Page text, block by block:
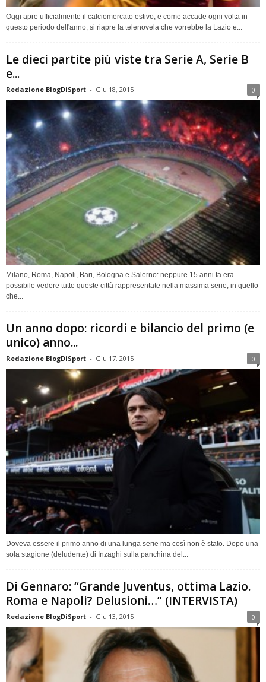
Oggi apre ufficialmente il calciomercato estivo, e come accade ogni volta in
questo periodo dell'anno, si riapre la telenovela che vorrebbe la Lazio e...
Le dieci partite più viste tra Serie A, Serie B
e...
Redazione BlogDiSport - Giu 18, 2015 0
Milano, Roma, Napoli, Bari, Bologna e Salerno: neppure 15 anni fa era
possibile vedere tutte queste città rappresentate nella massima serie, in quello
che...
Un anno dopo: ricordi e bilancio del primo (e
unico) anno...
Redazione BlogDiSport - Giu 17, 2015 0
Doveva essere il primo anno di una lunga serie ma così non è stato. Dopo una
sola stagione (deludente) di Inzaghi sulla panchina del...
Di Gennaro: “Grande Juventus, ottima Lazio.
Roma e Napoli? Delusioni…” (INTERVISTA)
Redazione BlogDiSport - Giu 13, 2015 0